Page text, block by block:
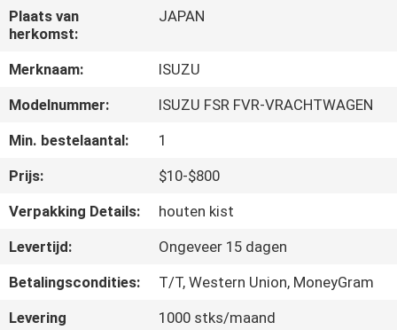
KWALITEITSCONTROLE
CONTACTEER
NIEUWS
VERZOEK
CITAAT
Plaats van
herkomst:
JAPAN
Merknaam:
ISUZU
Modelnummer:
ISUZU FSR FVR-VRACHTWAGEN
Min. bestelaantal:
1
Prijs:
$10-$800
Verpakking Details:
houten kist
Levertijd:
Ongeveer 15 dagen
Betalingscondities:
T/T, Western Union, MoneyGram
Levering
1000 stks/maand